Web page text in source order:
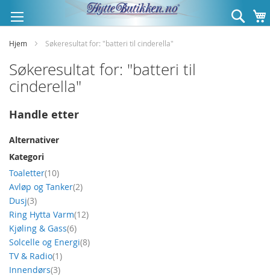
til
innhold
Søk
Hjem Søkeresultat for: "batteri til cinderella"
Søkeresultat for: "batteri til
cinderella"
Handle etter
Alternativer
Kategori
Toaletter 10produkt
Avløp og Tanker 2produkt
Dusj 3produkt
Ring Hytta Varm 12produkt
Kjøling & Gass 6produkt
Solcelle og Energi 8produkt
TV & Radio 1produkt
Innendørs 3produkt